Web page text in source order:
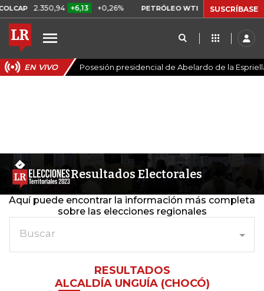
2.350,94 +6,13 +0,26% PETRÓLEO WTI US$ 78,01 US$
SUSCRÍBASE
EN VIVO Posesión presidencial de Abelardo de la
Resultados Electorales
Aquí puede encontrar la información más completa
sobre las elecciones regionales
Buscar
RESULTADOS
ALCALDÍA UNGUÍA (CHOCÓ)